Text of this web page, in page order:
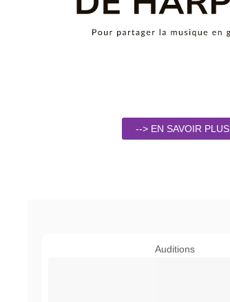
--> EN SAVOIR PLUS
Auditions